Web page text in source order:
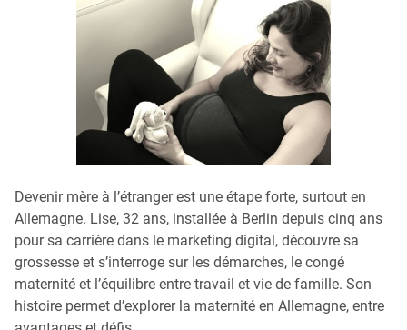
Devenir mère à l’étranger est une étape forte, surtout en
Allemagne. Lise, 32 ans, installée à Berlin depuis cinq ans
pour sa carrière dans le marketing digital, découvre sa
grossesse et s’interroge sur les démarches, le congé
maternité et l’équilibre entre travail et vie de famille. Son
histoire permet d’explorer la maternité en Allemagne, entre